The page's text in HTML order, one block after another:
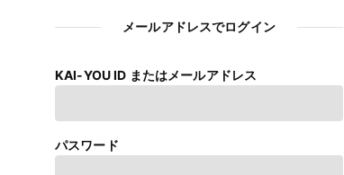
メールアドレスでログイン
KAI-YOU ID またはメールアドレス
パスワード